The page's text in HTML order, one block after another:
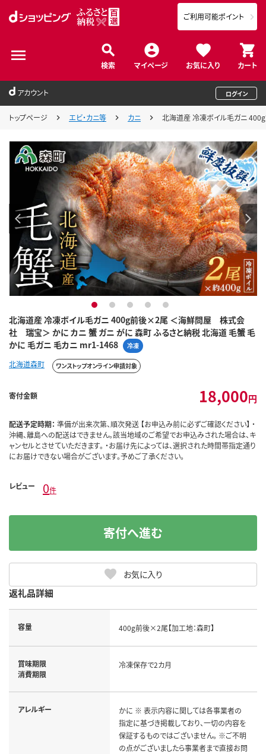
検索 マイページ お気に入り カート
ご利用可能ポイント
アカウント ログイン
トップページ エビ・カニ等 カニ 北海道産 冷凍ボイル毛ガニ
北海道産 冷凍ボイル毛ガニ 400g前後×2尾 ＜海鮮問屋 株式会
社 瑞宝＞ かに カニ 蟹 ガニ がに 森町 ふるさと納税 北海道 毛蟹 毛
かに 毛ガニ 毛カニ mr1-1468
冷凍
1 2 3 4 5
北海道森町 ワンストップオンライン申請対象
寄付金額 18,000円
配送予定時期： 準備が出来次第、順次発送 【お申込み前に必ずご確認ください】 ・
沖縄、離島への配送はできません。該当地域のご希望でお申込みされた場合は、キ
ャンセルとさせていただきます。 ・お届け先によっては、選択された時間帯指定通り
にお届けできない場合がございます。予めご了承ください。
レビュー 0件
お気に入り
寄付へ進む
返礼品詳細
容量 400g前後×2尾【加工地：森町】
賞味期限
消費期限
冷凍保存で2カ月
アレルギー
かに ※ 表示内容に関しては各事業者の
指定に基づき掲載しており、一切の内容を
保証するものではございません。 ※ご不明
の点がございましたら事業者まで直接お問